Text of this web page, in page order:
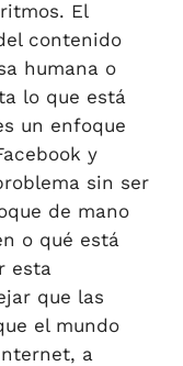
El
contenido
humana o
lo que está
un enfoque
y
sin ser
de mano
o qué está
esta
que las
el mundo
a